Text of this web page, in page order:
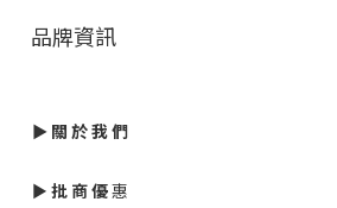
品牌資訊
► 關 於 我 們
► 批 商 優惠